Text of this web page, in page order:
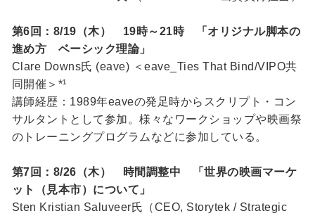
第6回：8/19（木） 19時～21時 「オリジナル脚本の
進め方 ベーシック理論」
Clare Downs氏 (eave) ＜eave_Ties That Bind/VIPO共
同開催＞*¹
講師経歴：1989年eaveの発足時からスクリプト・コン
サルタントとして参加。様々なワークショップや映画祭
のトレーニングプログラムなどに参加している。
第7回：8/26（木） 時間調整中 「世界の映画マーケ
ット（見本市）について」
Sten Kristian Saluveer氏（CEO, Storytek / Strategic